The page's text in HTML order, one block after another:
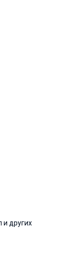
и других